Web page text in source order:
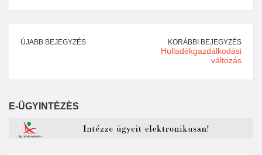
ÚJABB BEJEGYZÉS KORÁBBI BEJEGYZÉS
Hulladékgazdálkodási
változás
E-ÜGYINTÉZÉS